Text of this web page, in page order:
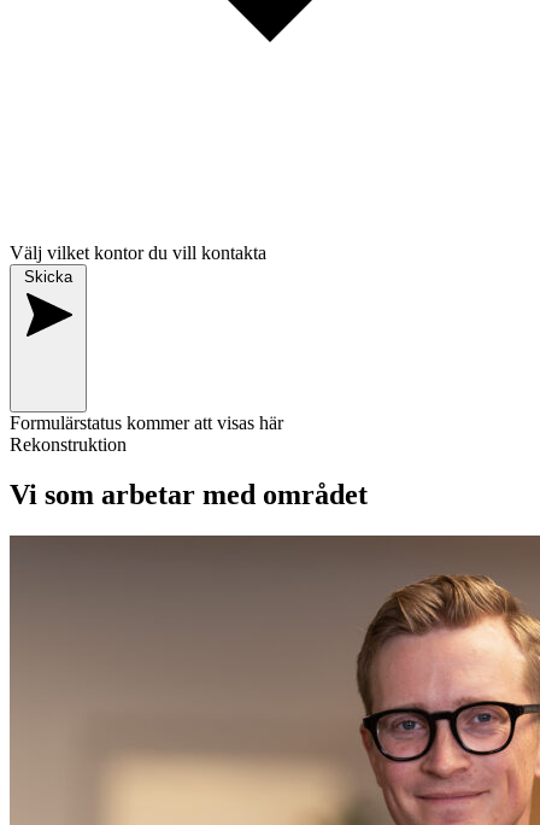
Välj vilket kontor du vill kontakta
Skicka
Formulärstatus kommer att visas här
Rekonstruktion
Vi som arbetar med området